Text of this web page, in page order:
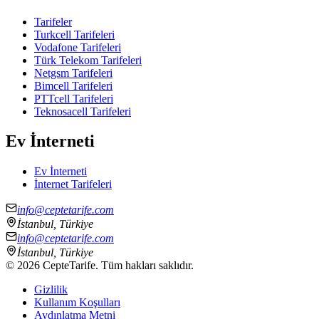
Tarifeler
Turkcell Tarifeleri
Vodafone Tarifeleri
Türk Telekom Tarifeleri
Netgsm Tarifeleri
Bimcell Tarifeleri
PTTcell Tarifeleri
Teknosacell Tarifeleri
Ev İnterneti
Ev İnterneti
İnternet Tarifeleri
info@ceptetarife.com
İstanbul, Türkiye
info@ceptetarife.com
İstanbul, Türkiye
© 2026 CepteTarife. Tüm hakları saklıdır.
Gizlilik
Kullanım Koşulları
Aydınlatma Metni